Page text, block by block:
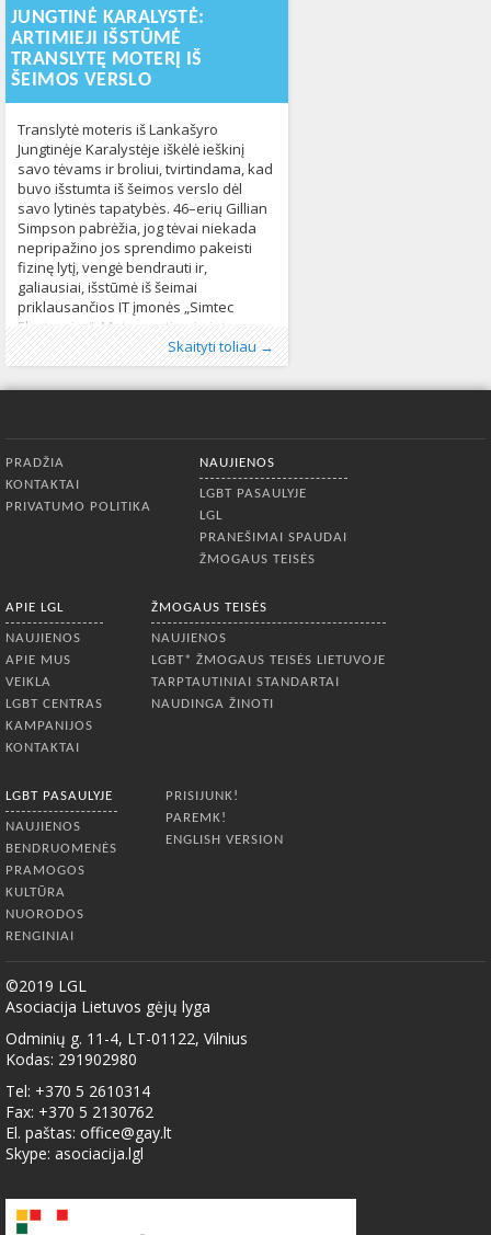
13T21:39:45+00:00
JUNGTINĖ KARALYSTĖ:
ARTIMIEJI IŠSTŪMĖ
TRANSLYTĘ MOTERĮ IŠ
ŠEIMOS VERSLO
Translytė moteris iš Lankašyro
Jungtinėje Karalystėje iškėlė ieškinį
savo tėvams ir broliui, tvirtindama, kad
buvo išstumta iš šeimos verslo dėl
savo lytinės tapatybės. 46–erių Gillian
Simpson pabrėžia, jog tėvai niekada
nepripažino jos sprendimo pakeisti
fizinę lytį, vengė bendrauti ir,
galiausiai, išstūmė iš šeimai
priklausančios IT įmonės „Simtec
Electronics“. Moters artimųjų interesus
atstovaujantys teisininkai energingai
neigia
Skaityti toliau →
Publikavo:Aliona, LGL
Kategorijos:LGBT pasaulyje,Naujienos248
Žymos:diskriminacija,fizinė lyties pakeitimo
procedūra,LR Baudžiamas kodeksas,Lygių
tapatybė,neapykantos kalba,Neapykantos
asmuo,užgaulūs komentarai1485
PRADŽIA
KONTAKTAI
PRIVATUMO POLITIKA
NAUJIENOS
LGBT PASAULYJE
LGL
PRANEŠIMAI SPAUDAI
ŽMOGAUS TEISĖS
APIE LGL
NAUJIENOS
APIE MUS
VEIKLA
LGBT CENTRAS
KAMPANIJOS
KONTAKTAI
ŽMOGAUS TEISĖS
NAUJIENOS
LGBT* ŽMOGAUS TEISĖS LIETUVOJE
TARPTAUTINIAI STANDARTAI
NAUDINGA ŽINOTI
LGBT PASAULYJE
NAUJIENOS
BENDRUOMENĖS
PRAMOGOS
KULTŪRA
NUORODOS
RENGINIAI
PRISIJUNK!
PAREMK!
ENGLISH VERSION
©2019 LGL
Asociacija Lietuvos gėjų lyga
Odminių g. 11-4, LT-01122, Vilnius
Kodas: 291902980
Tel: +370 5 2610314
Fax: +370 5 2130762
El. paštas: office@gay.lt
Skype: asociacija.lgl